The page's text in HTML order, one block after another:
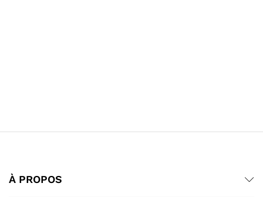
À PROPOS